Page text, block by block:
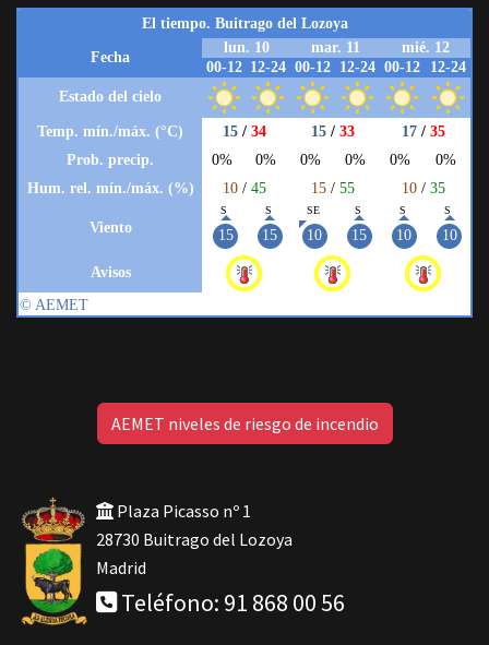
AEMET niveles de riesgo de incendio
Plaza Picasso nº 1
28730 Buitrago del Lozoya
Madrid
Teléfono: 91 868 00 56